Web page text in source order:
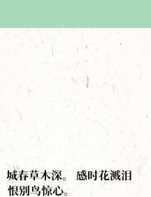
城春草木深。
感时花溅泪
恨别鸟惊心。